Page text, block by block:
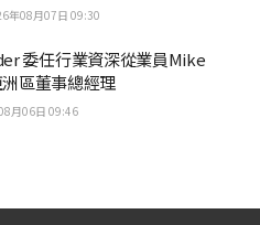
年08月07日 09:30
委任行業資深從業員Mike
區董事總經理
月06日 09:46